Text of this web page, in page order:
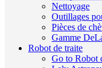
Nettoyage
Outillages
Pièces de
Gamme
Robot de traite
Go to Robot